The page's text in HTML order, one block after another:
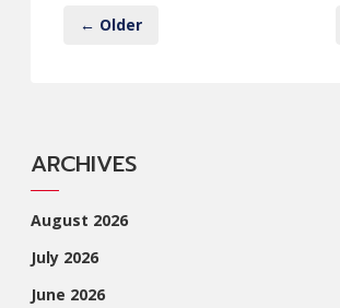
← Older
ARCHIVES
August 2026
July 2026
June 2026